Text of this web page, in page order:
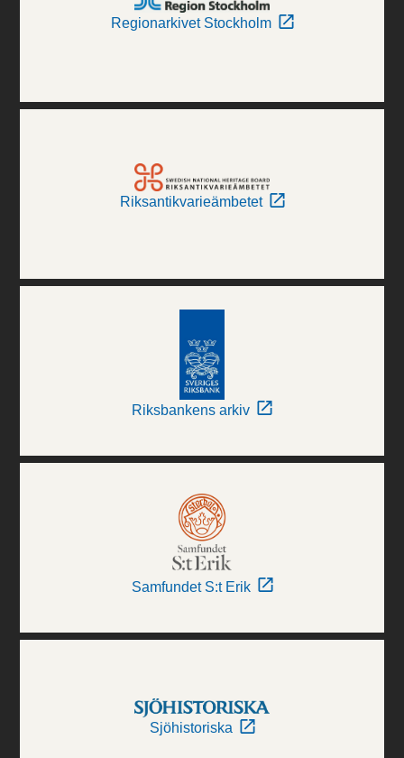
Regionarkivet Stockholm
Riksantikvarieämbetet
Riksbankens arkiv
Samfundet S:t Erik
Sjöhistoriska